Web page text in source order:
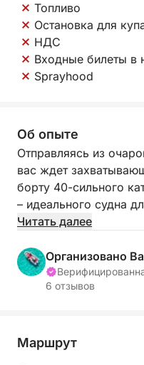
Топливо
Остановка для
НДС
Входные билеты в
Sprayhood
Об опыте
Отправляясь из
вас ждет
борту 40-сильного
– идеального судна
архипелага Ла-
идеально подходит
красивых островов и
незабываемые
водам, окружающим
Читать далее
Организовано
6 отзывов
Маршрут